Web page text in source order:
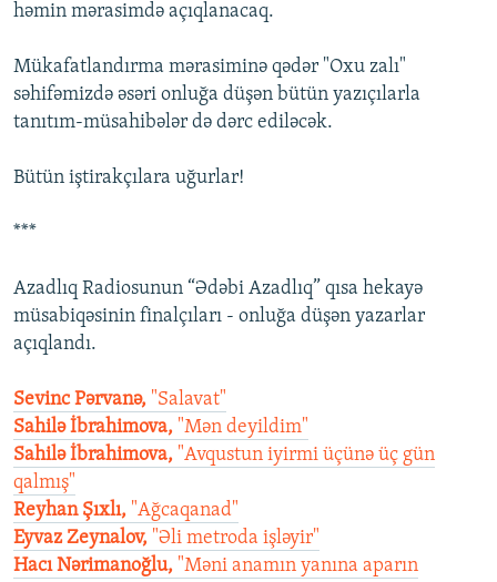
həmin mərasimdə açıqlanacaq.
Mükafatlandırma mərasiminə qədər "Oxu zalı"
səhifəmizdə əsəri onluğa düşən bütün yazıçılarla
tanıtım-müsahibələr də dərc ediləcək.
Bütün iştirakçılara uğurlar!
***
Azadlıq Radiosunun “Ədəbi Azadlıq” qısa hekayə
müsabiqəsinin finalçıları - onluğa düşən yazarlar
açıqlandı.
Sevinc Pərvanə, "Salavat"
Sahilə İbrahimova, "Mən deyildim"
Sahilə İbrahimova, "Avqustun iyirmi üçünə üç gün
qalmış"
Reyhan Şıxlı, "Ağcaqanad"
Eyvaz Zeynalov, "Əli metroda işləyir"
Hacı Nərimanoğlu, "Məni anamın yanına aparın